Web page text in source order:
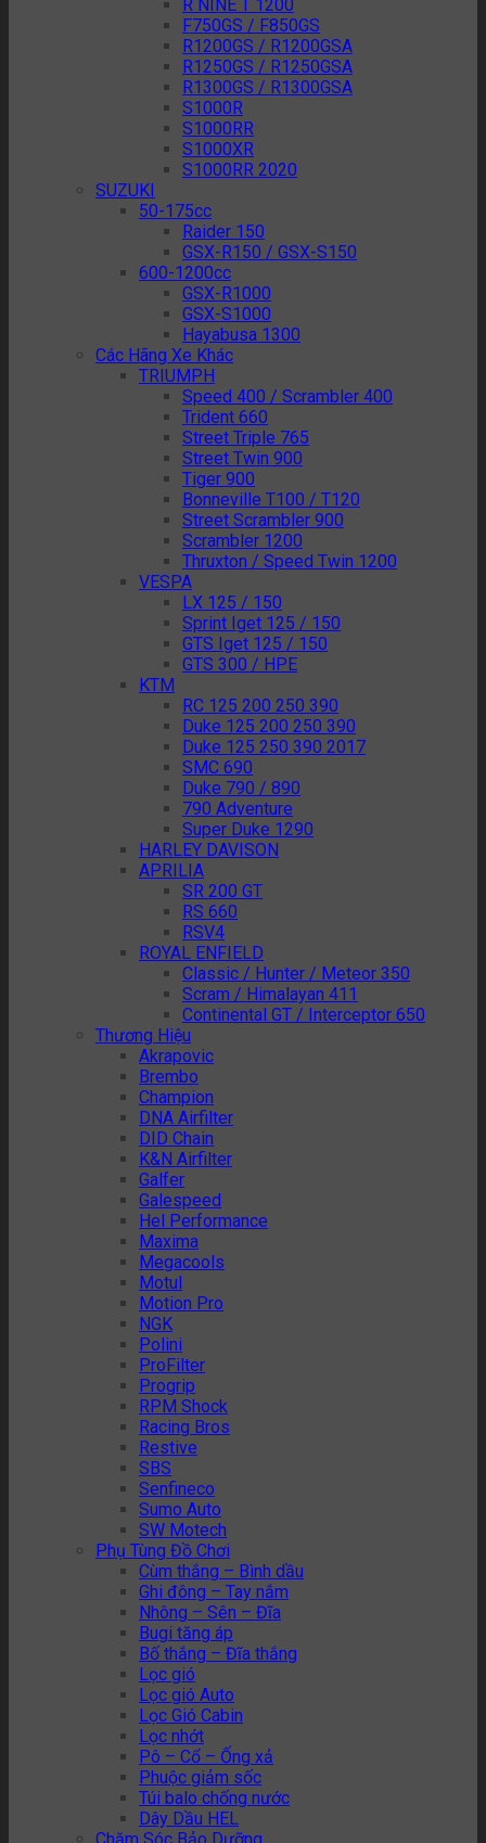
R NINE T 1200
F750GS / F850GS
R1200GS / R1200GSA
R1250GS / R1250GSA
R1300GS / R1300GSA
S1000R
S1000RR
S1000XR
S1000RR 2020
SUZUKI
50-175cc
Raider 150
GSX-R150 / GSX-S150
600-1200cc
GSX-R1000
GSX-S1000
Hayabusa 1300
Các Hãng Xe Khác
TRIUMPH
Speed 400 / Scrambler 400
Trident 660
Street Triple 765
Street Twin 900
Tiger 900
Bonneville T100 / T120
Street Scrambler 900
Scrambler 1200
Thruxton / Speed Twin 1200
VESPA
LX 125 / 150
Sprint Iget 125 / 150
GTS Iget 125 / 150
GTS 300 / HPE
KTM
RC 125 200 250 390
Duke 125 200 250 390
Duke 125 250 390 2017
SMC 690
Duke 790 / 890
790 Adventure
Super Duke 1290
HARLEY DAVISON
APRILIA
SR 200 GT
RS 660
RSV4
ROYAL ENFIELD
Classic / Hunter / Meteor 350
Scram / Himalayan 411
Continental GT / Interceptor 650
Thương Hiệu
Akrapovic
Brembo
Champion
DNA Airfilter
DID Chain
K&N Airfilter
Galfer
Galespeed
Hel Performance
Maxima
Megacools
Motul
Motion Pro
NGK
Polini
ProFilter
Progrip
RPM Shock
Racing Bros
Restive
SBS
Senfineco
Sumo Auto
SW Motech
Phụ Tùng Đồ Chơi
Cùm thắng – Bình dầu
Ghi đông – Tay nắm
Nhông – Sên – Đĩa
Bugi tăng áp
Bố thắng – Đĩa thắng
Lọc gió
Lọc gió Auto
Lọc Gió Cabin
Lọc nhớt
Pô – Cổ – Ống xả
Phuộc giảm sốc
Túi balo chống nước
Dây Dầu HEL